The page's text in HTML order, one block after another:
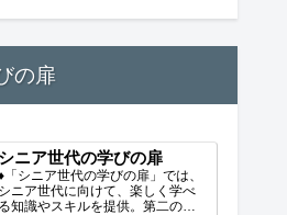
の扉
シニア世代の学びの扉
「シニア世代の学びの扉」では、
シニア世代に向けて、楽しく学べ
る知識やスキルを提供。第二の人